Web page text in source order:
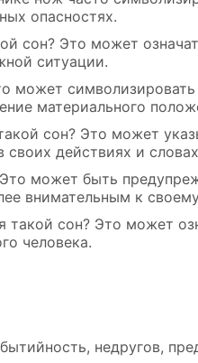
опасностях.
сон? Это может
ситуации.
может
материального
сон? Это может
действиях и
Это может быть
внимательным к
такой сон? Это может
человека.
недругов,